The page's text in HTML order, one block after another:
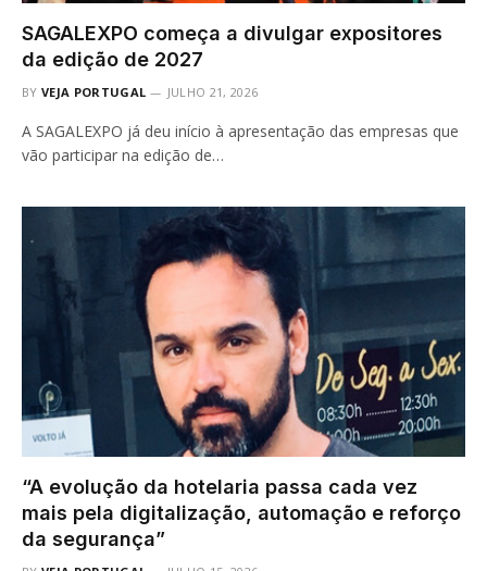
SAGALEXPO começa a divulgar expositores
da edição de 2027
BY VEJA PORTUGAL JULHO 21, 2026
A SAGALEXPO já deu início à apresentação das empresas que
vão participar na edição de…
“A evolução da hotelaria passa cada vez
mais pela digitalização, automação e reforço
da segurança”